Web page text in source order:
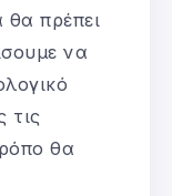
θα πρέπει
να
τις
θα